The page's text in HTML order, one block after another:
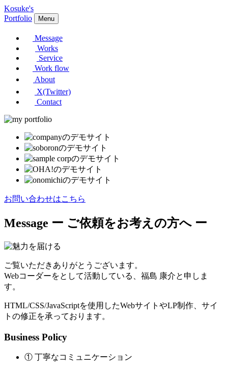
Kosuke's
Portfolio
Menu
Message
Works
Service
Work flow
About
X(Twitter)
Contact
お問い合わせはこちら
Message ー ご依頼をお考えの方へ ー
ご覧いただきありがとうございます。
Webコーダーをとして活動している、福島 康介と申しま
す。
HTML/CSS/JavaScriptを使用したWebサイトやLP制作、サイ
トの修正を承っております。
Business Policy
① 丁寧なコミュニケーション